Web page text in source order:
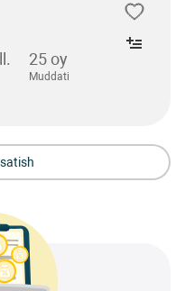
25 oy
Muddati